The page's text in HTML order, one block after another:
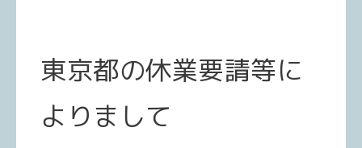
東京都の休業要請等に
よりまして